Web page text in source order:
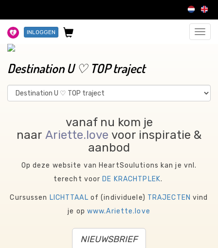
INLOGGEN
Destination U ♡ TOP traject
vanaf nu kom je
naar Ariette.love voor inspiratie &
aanbod
Op deze website van HeartSoulutions kan je vnl.
terecht voor DE KRACHTPLEK.
Cursussen LICHTTAAL of (individuele) TRAJECTEN vind
je op www.Ariette.love
NIEUWSBRIEF